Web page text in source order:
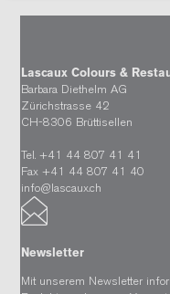
Lascaux Colours &
Barbara Diethelm AG
Zürichstrasse 42
CH-8306 Brüttisellen
Tel. +41 44 807 41 41
Fax +41 44 807 41 40
info@lascaux.ch
Newsletter
Mit unserem Newsletter